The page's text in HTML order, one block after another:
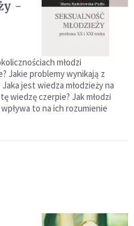
-
młodzi
Jakie problemy wynikają z
jest wiedza młodzieży na
wiedzę czerpie? Jak młodzi
to na ich rozumienie